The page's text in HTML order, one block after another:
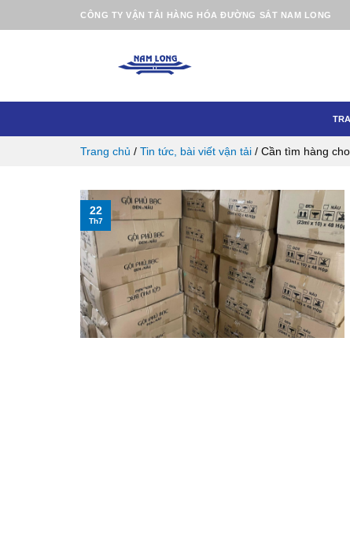
CÔNG TY VẬN TẢI HÀNG HÓA ĐƯỜNG SẮT NAM LONG
Trang chủ / Tin tức, bài viết vận tải / Cần tìm hàng
22
Th7